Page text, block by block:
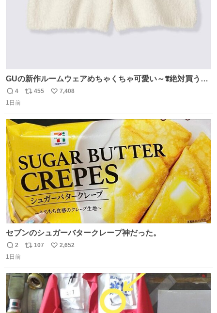
GUの新作ルームウェアめちゃくちゃ可愛い～❣️絶対買うぞ
🪿🤍 9月下旬発売🪄
返
信
4
リ
ト
数
455
い
数
7,408
1日前
セブンのシュガーバタークレープ神だった。
返
信
2
リ
ト
数
107
い
数
2,652
1日前